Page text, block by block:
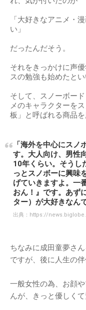
「大好きなアニメ・
い」
だったんだそう。
それをきっかけに声
スの勉強も始めたとい
そして、スノーボー
メのキャラクターを
板」と呼ばれる商品
「海外を中心にス
す。大人向け、男性
10年くらい。そうし
っとスノボーに興味
げていきますよ。一
おん！』です。あず
ター）が大好きなん
出典： https://
ちなみに成田童夢さ
ですが、後に人生の
一般女性の為、お顔
んが、きっと優しく